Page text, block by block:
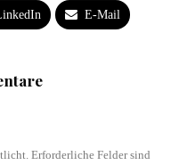
E-Mail
Erforderliche Felder sind